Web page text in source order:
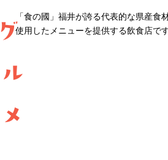
ル
メ
「食の國」福井が誇る代表的な県産食
使用したメニューを提供する飲食店です